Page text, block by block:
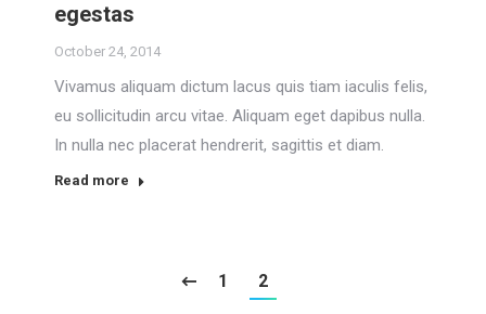
egestas
October 24, 2014
Vivamus aliquam dictum lacus quis tiam iaculis felis,
eu sollicitudin arcu vitae. Aliquam eget dapibus nulla.
In nulla nec placerat hendrerit, sagittis et diam.
Read more
1 2